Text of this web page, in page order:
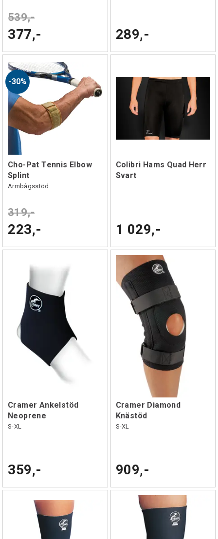
539,-
377,- 289,-
30%
Cho-Pat Tennis Elbow
Splint
Armbågsstöd
319,-
223,-
Colibri Hams Quad Herr
Svart
1 029,-
Cramer Ankelstöd
Neoprene
S-XL
359,-
Cramer Diamond
Knästöd
S-XL
909,-